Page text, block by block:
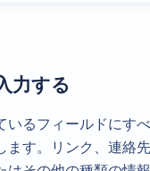
力する
いるフィールドにす
ます。リンク、連絡